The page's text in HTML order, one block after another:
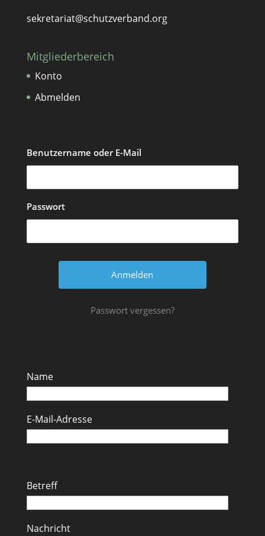
sekretariat@schutzverband.org
Mitgliederbereich
Konto
Abmelden
Benutzername oder E-Mail
Passwort
Passwort vergessen?
Name
E-Mail-Adresse
Betreff
Nachricht